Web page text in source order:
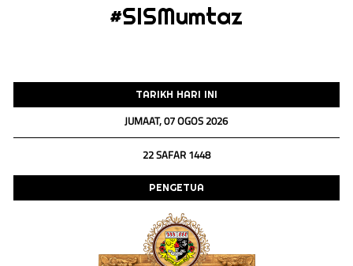
#SISMumtaz
TARIKH HARI INI
JUMAAT, 07 OGOS 2026
22 SAFAR 1448
PENGETUA